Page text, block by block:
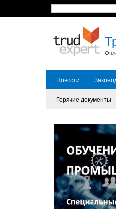
Новости
Горячие документы